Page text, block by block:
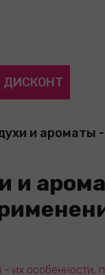
ДИСКОНТ
и ароматы -
и